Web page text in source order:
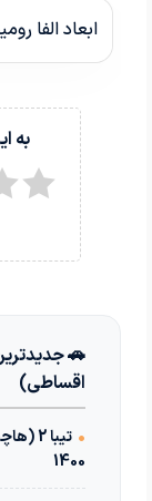
ابعاد الفا رومیو
به
🚗
اقساطی)
•
1400